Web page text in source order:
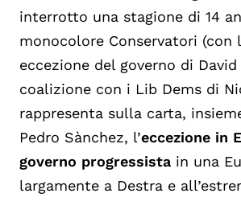
interrotto una stagione di 14
monocolore Conservatori (con
eccezione del governo di
coalizione con i Lib Dems di
rappresenta sulla carta,
Pedro Sànchez, l’eccezione in
governo progressista in una
largamente a Destra e